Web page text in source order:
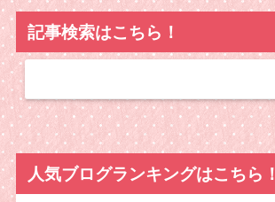
記事検索はこちら！
人気ブログランキングはこちら！